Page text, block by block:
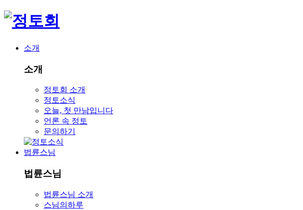
소개
소개
정토회 소개
정토소식
오늘, 첫 만남입니다
언론 속 정토
문의하기
법륜스님
법륜스님
법륜스님 소개
스님의하루